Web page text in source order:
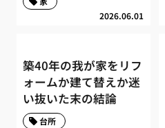
2026.06.01
築40年の我が家をリフ
ォームか建て替えか迷
い抜いた末の結論
台所